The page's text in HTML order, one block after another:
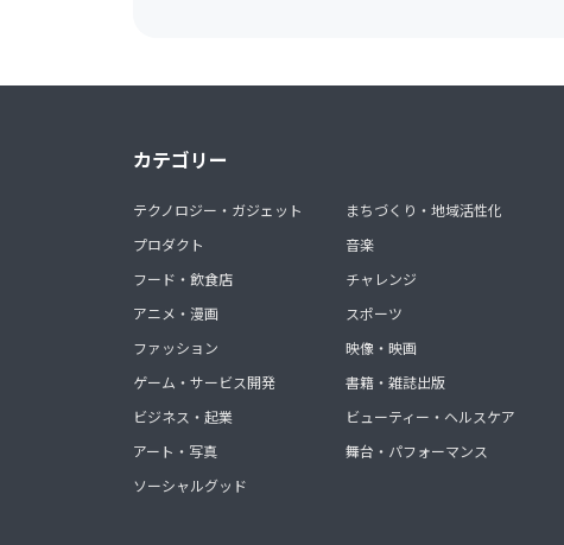
カテゴリー
テクノロジー・ガジェット
プロダクト
フード・飲食店
アニメ・漫画
ファッション
ゲーム・サービス開発
ビジネス・起業
アート・写真
ソーシャルグッド
まちづくり・地域活性化
音楽
チャレンジ
スポーツ
映像・映画
書籍・雑誌出版
ビューティー・ヘルスケア
舞台・パフォーマンス